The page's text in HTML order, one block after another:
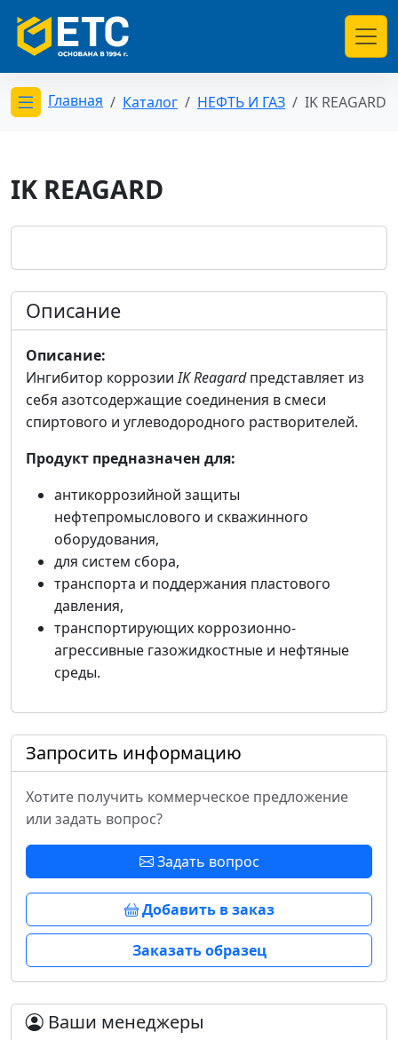
Открыть меню категорий
Главная Каталог НЕФТЬ И ГАЗ IK REAGARD
IK REAGARD
Описание
Описание:
Ингибитор коррозииIK Reagardпредставляет из
себя азотсодержащие соединения в смеси
спиртового и углеводородного растворителей.
Продукт предназначен для:
антикоррозийной защиты
нефтепромыслового и скважинного
оборудования,
для систем сбора,
транспорта и поддержания пластового
давления,
транспортирующих коррозионно-
агрессивные газожидкостные и нефтяные
среды.
Запросить информацию
Хотите получить коммерческое предложение
или задать вопрос?
Задать вопрос
Добавить в заказ
Заказать образец
Ваши менеджеры